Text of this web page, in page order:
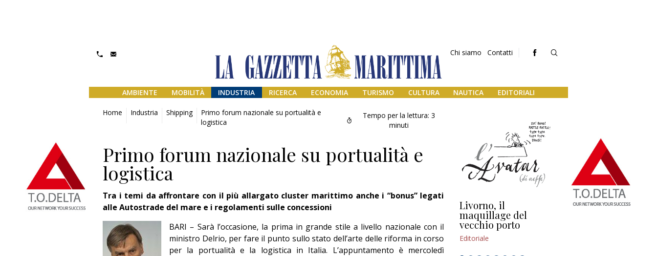
Chi siamo Contatti
AMBIENTE MOBILITÀ INDUSTRIA RICERCA ECONOMIA TURISMO CULTURA NAUTICA EDITORIALI
Home Industria Shipping
Primo forum nazionale su portualità e
logistica
Tempo per la lettura: 3
minuti
Primo forum nazionale su portualità e
logistica
Tra i temi da affrontare con il più allargato cluster marittimo anche i “bonus” legati
alle Autostrade del mare e i regolamenti sulle concessioni
BARI – Sarà l’occasione, la prima in grande stile a livello nazionale con il
ministro Delrio, per fare il punto sullo stato dell’arte delle riforma in corso
per la portualità e la logistica in Italia. L’appuntamento è mercoledì
Editoriale
Livorno, il
maquillage del
vecchio porto
Editoriale
L’uscita di scena di